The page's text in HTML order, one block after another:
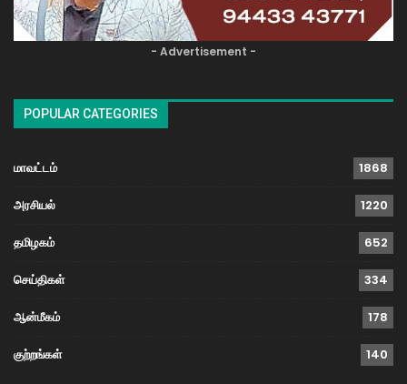
- Advertisement -
POPULAR CATEGORIES
மாவட்டம் 1868
அரசியல் 1220
தமிழகம் 652
செய்திகள் 334
ஆன்மீகம் 178
குற்றங்கள் 140